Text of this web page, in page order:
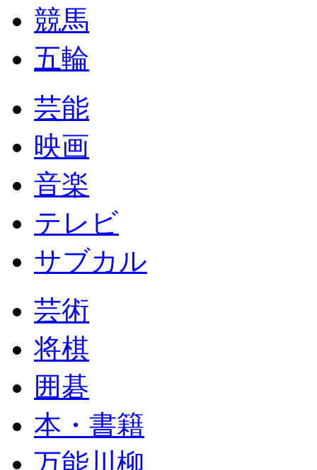
競馬
五輪
芸能
映画
音楽
テレビ
サブカル
芸術
将棋
囲碁
本・書籍
万能川柳